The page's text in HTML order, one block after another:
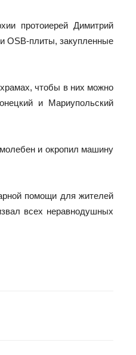
протоиерей Димитрий
OSB-плиты, закупленные
чтобы в них можно
и Мариупольский
молебен и окропил машину
помощи для жителей
всех неравнодушных